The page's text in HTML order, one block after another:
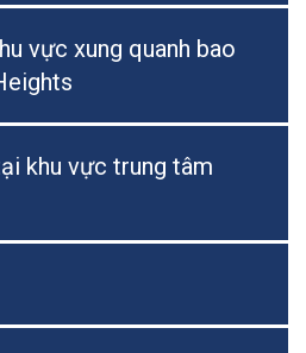
vực xung quanh bao
khu vực trung tâm